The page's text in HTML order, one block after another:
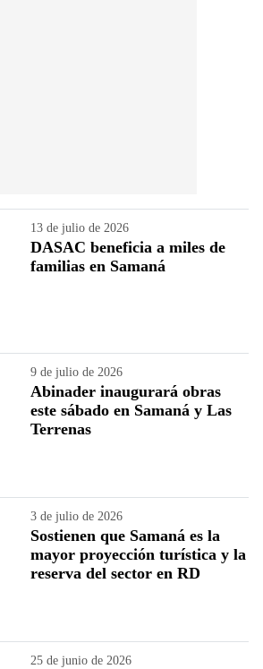
13 de julio de 2026
DASAC beneficia a miles de
familias en Samaná
9 de julio de 2026
Abinader inaugurará obras
este sábado en Samaná y Las
Terrenas
3 de julio de 2026
Sostienen que Samaná es la
mayor proyección turística y la
reserva del sector en RD
25 de junio de 2026